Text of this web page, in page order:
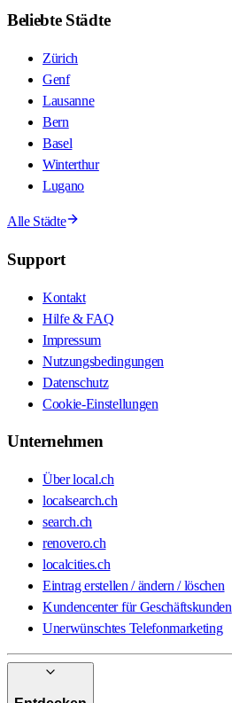
Beliebte Städte
Zürich
Genf
Lausanne
Bern
Basel
Winterthur
Lugano
Alle Städte
Support
Kontakt
Hilfe & FAQ
Impressum
Nutzungsbedingungen
Datenschutz
Cookie-Einstellungen
Unternehmen
Über local.ch
localsearch.ch
search.ch
renovero.ch
localcities.ch
Eintrag erstellen / ändern / löschen
Kundencenter für Geschäftskunden
Unerwünschtes Telefonmarketing